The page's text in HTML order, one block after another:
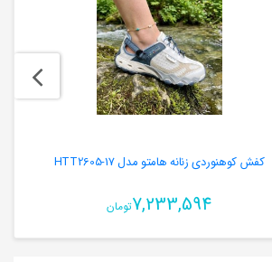
کفش کوهنوردی زنانه هامتو مدل HTT2605-17
7,233,594تومان